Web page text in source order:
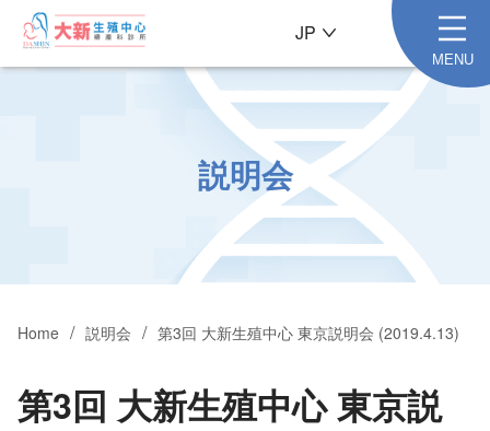
JP
MENU
説明会
Home 説明会 第3回 大新生殖中心 東京説明会 (2019.4.13)
第3回 大新生殖中心 東京説